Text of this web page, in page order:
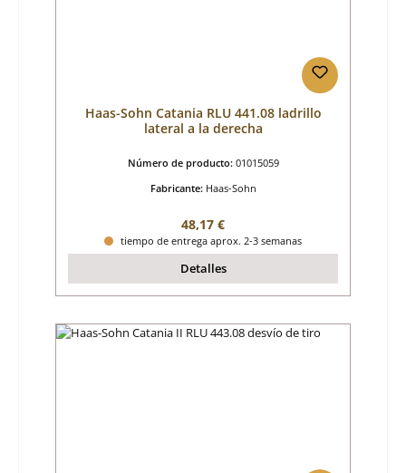
Haas-Sohn Catania RLU 441.08 ladrillo
lateral a la derecha
Número de producto: 01015059
Fabricante: Haas-Sohn
Precio normal:
48,17 €
tiempo de entrega aprox. 2-3 semanas
Detalles